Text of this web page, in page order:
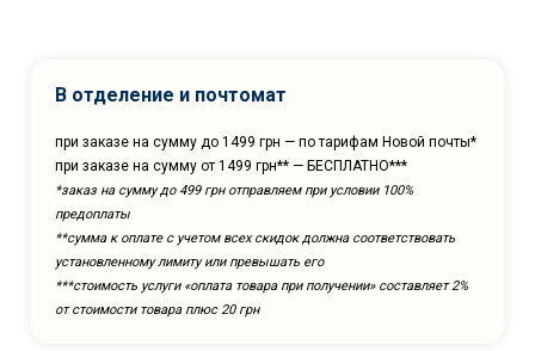
В отделение и почтомат
при заказе на сумму до 1499 грн — по тарифам Новой почты*
при заказе на сумму от 1499 грн** — БЕСПЛАТНО***
*заказ на сумму до 499 грн отправляем при условии 100%
предоплаты
**сумма к оплате с учетом всех скидок должна соответствовать
установленному лимиту или превышать его
***cтоимость услуги «оплата товара при получении» составляет 2%
от стоимости товара плюс 20 грн